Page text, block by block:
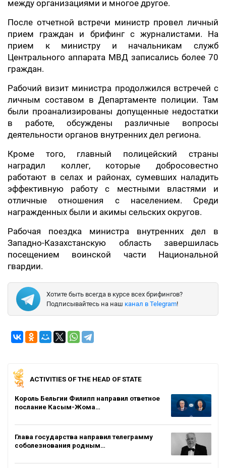
между организациями и многое другое.
После отчетной встречи министр провел личный
прием граждан и брифинг с журналистами. На
прием к министру и начальникам служб
Центрального аппарата МВД записались более 70
граждан.
Рабочий визит министра продолжился встречей с
личным составом в Департаменте полиции. Там
были проанализированы допущенные недостатки
в работе, обсуждены различные вопросы
деятельности органов внутренних дел региона.
Кроме того, главный полицейский страны
наградил коллег, которые добросовестно
работают в селах и районах, сумевших наладить
эффективную работу с местными властями и
отличные отношения с населением. Среди
награжденных были и акимы сельских округов.
Рабочая поездка министра внутренних дел в
Западно-Казахстанскую область завершилась
посещением воинской части Национальной
гвардии.
Хотите быть всегда в курсе всех брифингов?
Подписывайтесь на наш канал в Telegram!
ACTIVITIES OF THE HEAD OF STATE
Король Бельгии Филипп направил ответное
послание Касым-Жома…
Глава государства направил телеграмму
соболезнования родным…